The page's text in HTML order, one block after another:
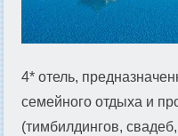
4* отель,
семейного отдыха и
(тимбилдингов,